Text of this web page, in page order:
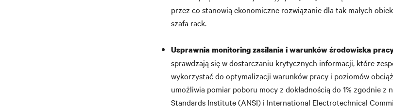
przez co stanowią ekonomiczne rozwiązanie dla tak małych
szafa rack.
Usprawnia monitoring zasilania i warunków środowiska
sprawdzają się w dostarczaniu krytycznych informacji, które
wykorzystać do optymalizacji warunków pracy i poziomów
umożliwia pomiar poboru mocy z dokładnością do 1% zgodnie z
Standards Institute (ANSI) i International Electrotechnical